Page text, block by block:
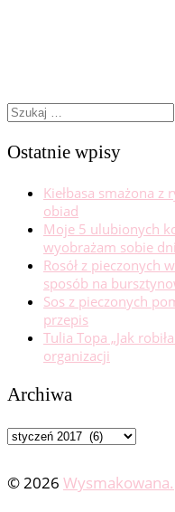
Szukaj
Ostatnie wpisy
Kiełbasa smażona
obiad
Moje 5 ulubionych
wyobrażam sobie
Rosół z pieczonych
sposób na
Sos z pieczonych
przepis
Tulia Topa „Jak
organizacji
Archiwa
Archiwa
© 2026